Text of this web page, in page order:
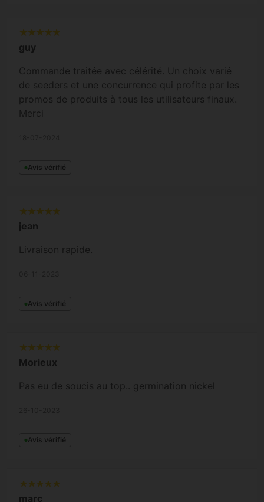
guy
Commande traitée avec célérité. Un choix varié
de seeders et une concurrence qui profite par les
promos de produits à tous les utilisateurs finaux.
Merci
Avis vérifié
jean
Livraison rapide.
Avis vérifié
Morieux
Pas eu de soucis au top.. germination nickel
Avis vérifié
marc